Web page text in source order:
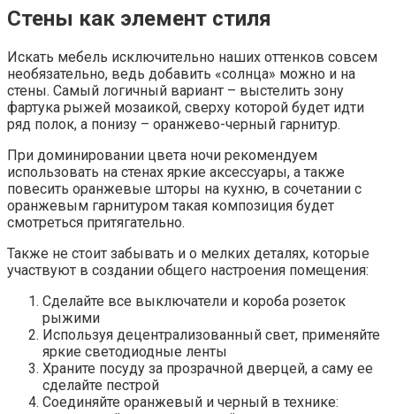
Стены как элемент стиля
Искать мебель исключительно наших оттенков совсем
необязательно, ведь добавить «солнца» можно и на
стены. Самый логичный вариант – выстелить зону
фартука рыжей мозаикой, сверху которой будет идти
ряд полок, а понизу – оранжево-черный гарнитур.
При доминировании цвета ночи рекомендуем
использовать на стенах яркие аксессуары, а также
повесить оранжевые шторы на кухню, в сочетании с
оранжевым гарнитуром такая композиция будет
смотреться притягательно.
Также не стоит забывать и о мелких деталях, которые
участвуют в создании общего настроения помещения:
Сделайте все выключатели и короба розеток
рыжими
Используя децентрализованный свет, применяйте
яркие светодиодные ленты
Храните посуду за прозрачной дверцей, а саму ее
сделайте пестрой
Соединяйте оранжевый и черный в технике: